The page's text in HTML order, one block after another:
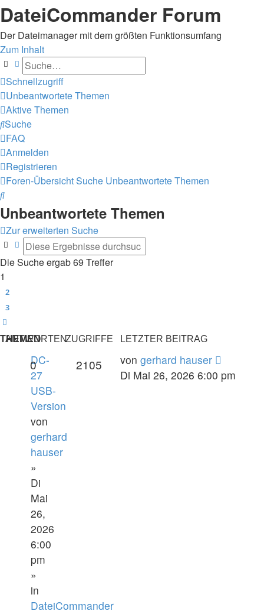
DateiCommander Forum
Der Dateimanager mit dem größten Funktionsumfang
Zum Inhalt
SucheErweiterte Suche
Schnellzugriff
Unbeantwortete Themen
Aktive Themen
Suche
FAQ
Anmelden
Registrieren
Foren-ÜbersichtSuche Unbeantwortete Themen
Suche
Unbeantwortete Themen
Zur erweiterten Suche
SucheErweiterte Suche
Die Suche ergab 69 Treffer
1
2
3
THEMEN
ANTWORTENZUGRIFFE LETZTER BEITRAG
DC-
27
USB-
Version
von
gerhard
hauser
»
Di
Mai
26,
2026
6:00
pm
»
in
DateiCommander
0 2105 von gerhard hauser
Di Mai 26, 2026 6:00 pm